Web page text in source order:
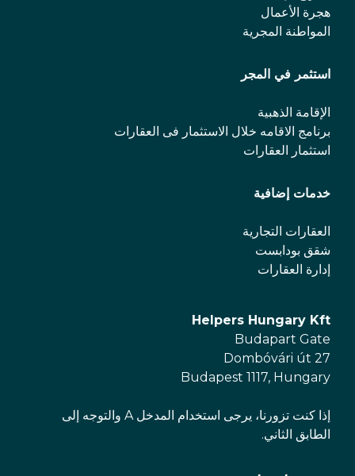
هجرة الأعمال
المواطنة المجرية
استثمر في المجر
الإقامة الذهبية
برنامج الاقامه خلال الاستثمار فی العقارات
استثمار العقارات
خدمات إضافية
العقارات التجارية
شقق بودابست
إدارة العقارات
Helpers Hungary Kft
Budapart Gate
Dombóvári út 27
Budapest 1117, Hungary
إذا كنت تزورنا، يرجى استخدام المدخل A والتوجه إلى
الطابق الثاني.